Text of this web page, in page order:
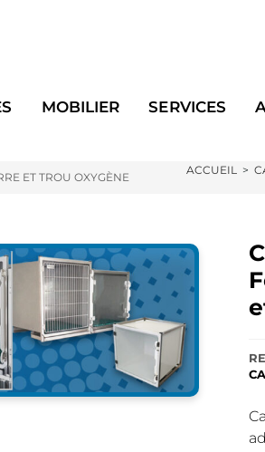
MOBILIER SERVICES
ET TROU OXYGÈNE
ACCUEIL >